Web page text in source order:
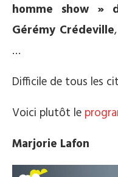
homme show »
Gérémy Crédeville,
…
Difficile de tous les
Voici plutôt le
Marjorie Lafon